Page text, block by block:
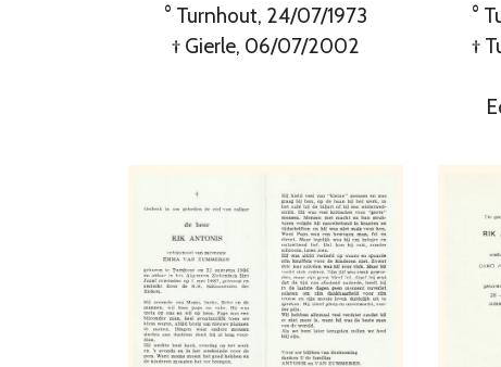
° Turnhout, 24/07/1973
† Gierle, 06/07/2002
°
†